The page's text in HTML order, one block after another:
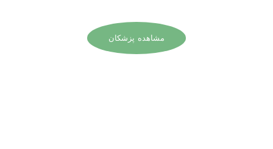
مشاهده پزشکان